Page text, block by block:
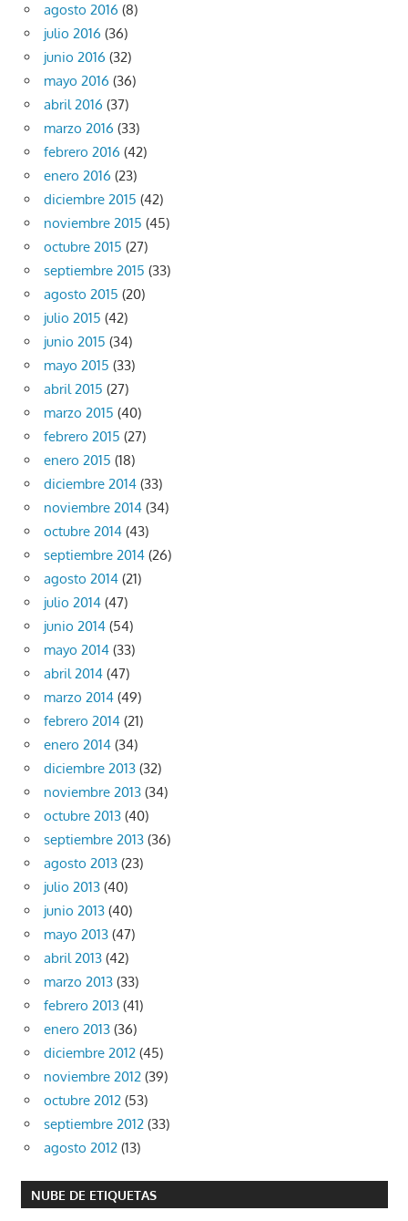
agosto 2016 (8)
julio 2016 (36)
junio 2016 (32)
mayo 2016 (36)
abril 2016 (37)
marzo 2016 (33)
febrero 2016 (42)
enero 2016 (23)
diciembre 2015 (42)
noviembre 2015 (45)
octubre 2015 (27)
septiembre 2015 (33)
agosto 2015 (20)
julio 2015 (42)
junio 2015 (34)
mayo 2015 (33)
abril 2015 (27)
marzo 2015 (40)
febrero 2015 (27)
enero 2015 (18)
diciembre 2014 (33)
noviembre 2014 (34)
octubre 2014 (43)
septiembre 2014 (26)
agosto 2014 (21)
julio 2014 (47)
junio 2014 (54)
mayo 2014 (33)
abril 2014 (47)
marzo 2014 (49)
febrero 2014 (21)
enero 2014 (34)
diciembre 2013 (32)
noviembre 2013 (34)
octubre 2013 (40)
septiembre 2013 (36)
agosto 2013 (23)
julio 2013 (40)
junio 2013 (40)
mayo 2013 (47)
abril 2013 (42)
marzo 2013 (33)
febrero 2013 (41)
enero 2013 (36)
diciembre 2012 (45)
noviembre 2012 (39)
octubre 2012 (53)
septiembre 2012 (33)
agosto 2012 (13)
NUBE DE ETIQUETAS